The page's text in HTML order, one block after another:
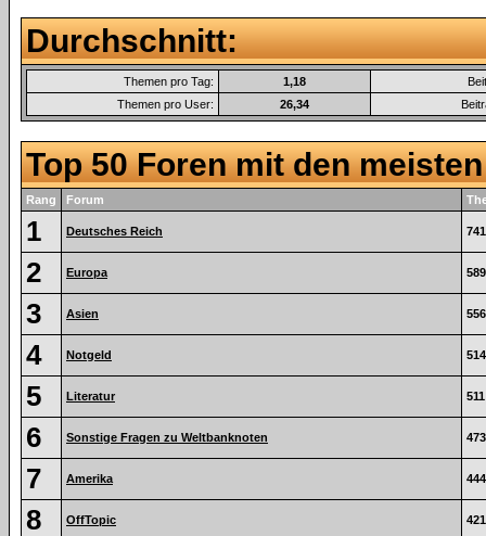
Durchschnitt:
Themen pro Tag: 1,18
Themen pro User:
26,34
Top 50 Foren mit den
Rang Forum
1 Deutsches Reich 741
2 Europa 589
3 Asien 556
4 Notgeld 514
5 Literatur 511
6 Sonstige Fragen zu Weltbanknoten 473
7 Amerika 444
8 OffTopic 421